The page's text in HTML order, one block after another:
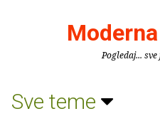
Pogledaj...
Sve teme